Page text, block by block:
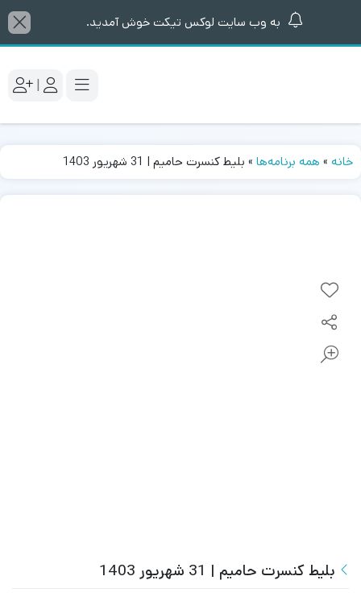
به وب سایت لوکس تیکت خوش آمدید.
|
خانه » همه برنامه‌ها » بلیط کنسرت حامیم | 31 شهریور 1403
بلیط کنسرت حامیم | 31 شهریور 1403